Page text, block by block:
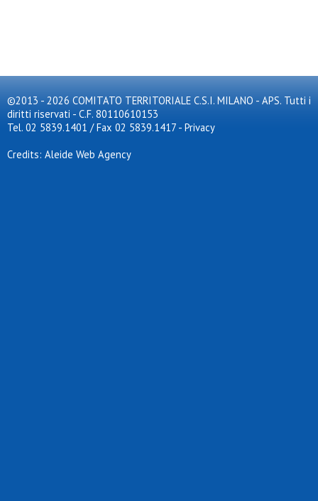
©2013 - 2026 COMITATO TERRITORIALE C.S.I. MILANO - APS. Tutti i
diritti riservati - C.F. 80110610153
Tel. 02 5839.1401 / Fax 02 5839.1417 - Privacy
Credits: Aleide Web Agency